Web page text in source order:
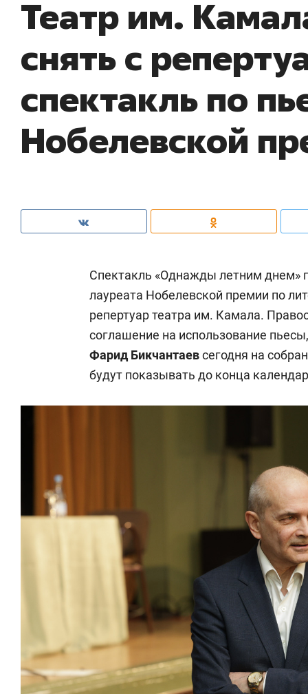
Театр им.
снять с
спектакль по
Нобелевской
Спектакль «Однажды летним днем»
лауреата Нобелевской премии по
репертуар театра им. Камала.
соглашение на использование
Фарид Бикчантаевсегодня на
будут показывать до конца